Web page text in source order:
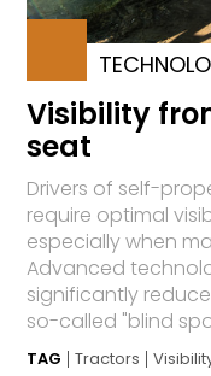
Visibility
seat
Drivers of self-
require optimal
especially when
Advanced
significantly
so-called "blind
TAG Tractors